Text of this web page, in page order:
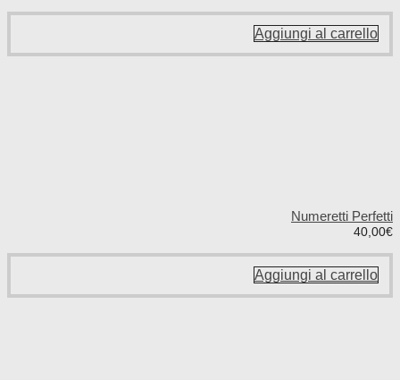
Aggiungi al carrello
Numeretti Perfetti
40,00€
Aggiungi al carrello